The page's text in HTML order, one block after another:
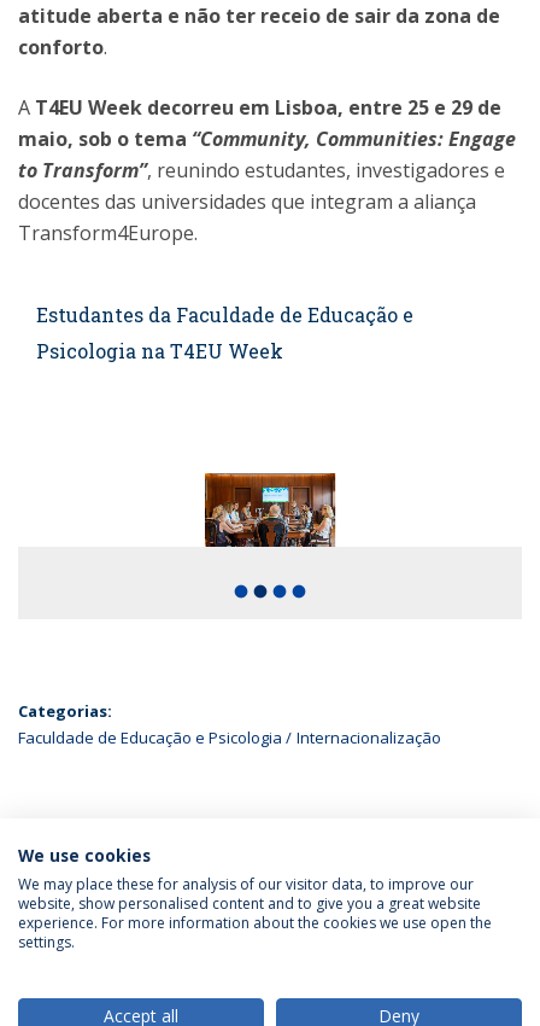
atitude aberta e não ter receio de sair da zona de
conforto.
A T4EU Week decorreu em Lisboa, entre 25 e 29 de
maio, sob o tema “Community, Communities: Engage
to Transform”, reunindo estudantes, investigadores e
docentes das universidades que integram a aliança
Transform4Europe.
Estudantes da Faculdade de Educação e
Psicologia na T4EU Week
fiber_manual_record fiber_manual_record fiber_manual_record fiber_manual_record
Categorias:
Faculdade de Educação e Psicologia
Internacionalização
ÚLTIMAS NOTÍCIAS
Política de Privacidade
Termos & Condições
We use cookies
We may place these for analysis of our visitor data, to improve our
website, show personalised content and to give you a great website
experience. For more information about the cookies we use open the
settings.
Accept all Deny